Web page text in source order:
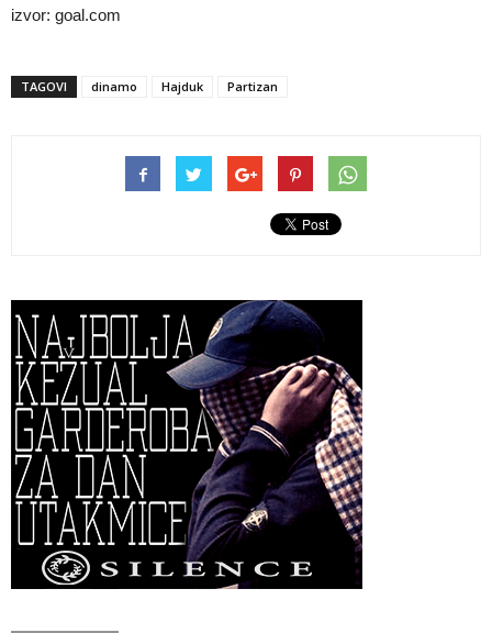
izvor: goal.com
TAGOVI dinamo Hajduk Partizan